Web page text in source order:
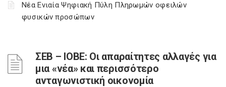
Νέα Ενιαία Ψηφιακή Πύλη Πληρωμών οφειλών
φυσικών προσώπων
ΣΕΒ – ΙΟΒΕ: Οι απαραίτητες αλλαγές για
μια «νέα» και περισσότερο
ανταγωνιστική οικονομία